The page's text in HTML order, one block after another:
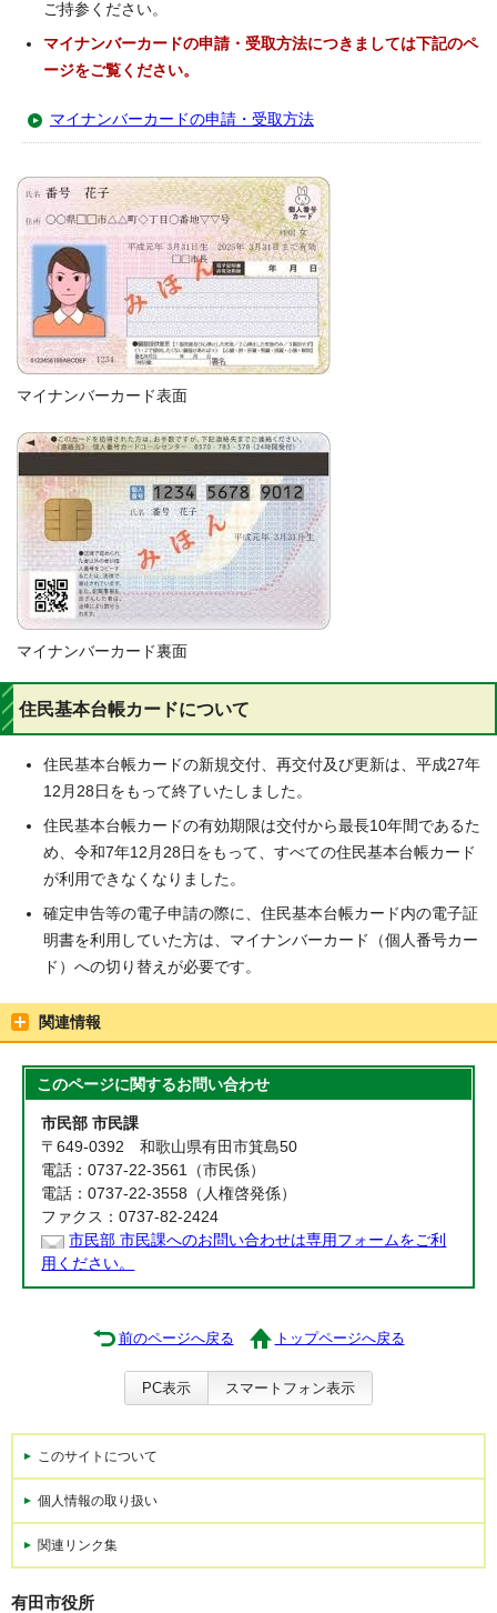
ご持参ください。
マイナンバーカードの申請・受取方法につきましては下記のペ
ージをご覧ください。
マイナンバーカードの申請・受取方法
マイナンバーカード表面
マイナンバーカード裏面
住民基本台帳カードについて
住民基本台帳カードの新規交付、再交付及び更新は、平成27年
12月28日をもって終了いたしました。
住民基本台帳カードの有効期限は交付から最長10年間であるた
め、令和7年12月28日をもって、すべての住民基本台帳カード
が利用できなくなりました。
確定申告等の電子申請の際に、住民基本台帳カード内の電子証
明書を利用していた方は、マイナンバーカード（個人番号カー
ド）への切り替えが必要です。
関連情報
このページに関するお問い合わせ
市民部 市民課
〒649-0392 和歌山県有田市箕島50
電話：0737-22-3561（市民係）
電話：0737-22-3558（人権啓発係）
ファクス：0737-82-2424
市民部 市民課へのお問い合わせは専用フォームをご利
用ください。
前のページへ戻る トップページへ戻る
PC表示 スマートフォン表示
このサイトについて
個人情報の取り扱い
関連リンク集
有田市役所